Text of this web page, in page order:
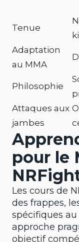
Tenue
Adaptation
au MMA
Philosophie
Attaques aux
jambes
pour le
Les cours de
des frappes,
spécifiques
approche
objectif